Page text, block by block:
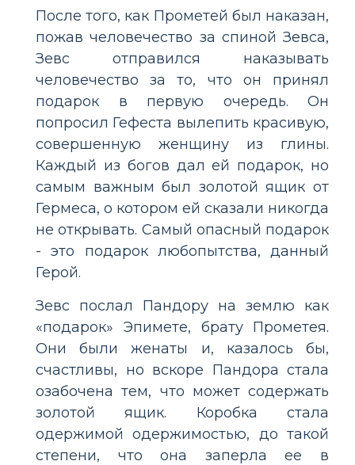
После того, как Прометей был наказан,
пожав человечество за спиной Зевса,
Зевс отправился наказывать
человечество за то, что он принял
подарок в первую очередь. Он
попросил Гефеста вылепить красивую,
совершенную женщину из глины.
Каждый из богов дал ей подарок, но
самым важным был золотой ящик от
Гермеса, о котором ей сказали никогда
не открывать. Самый опасный подарок
- это подарок любопытства, данный
Герой.
Зевс послал Пандору на землю как
«подарок» Эпимете, брату Прометея.
Они были женаты и, казалось бы,
счастливы, но вскоре Пандора стала
озабочена тем, что может содержать
золотой ящик. Коробка стала
одержимой одержимостью, до такой
степени, что она заперла ее в